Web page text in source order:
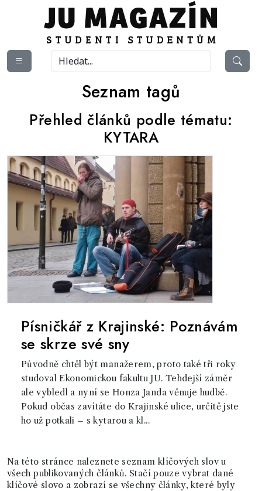
Seznam tagů
Přehled článků podle tématu:
KYTARA
Písničkář z Krajinské: Poznávám
se skrze své sny
Původně chtěl být manažerem, proto také tři roky
studoval Ekonomickou fakultu JU. Tehdejší záměr
ale vybledl a nyní se Honza Janda věnuje hudbě.
Pokud občas zavítáte do Krajinské ulice, určitě jste
ho už potkali – s kytarou a kl...
Na této stránce naleznete seznam klíčových slov u
všech publikovaných článků. Stačí pouze vybrat dané
klíčové slovo a zobrazí se všechny články, které byly